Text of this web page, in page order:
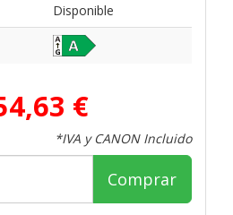
Disponible
€
*IVA y CANON Incluido
Comprar